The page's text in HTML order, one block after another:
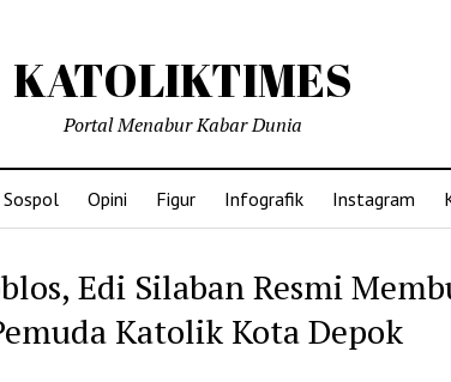
KATOLIKTIMES
Portal Menabur Kabar Dunia
Sospol Opini Figur Infografik Instagram
Edi Silaban Resmi
Katolik Kota Depok